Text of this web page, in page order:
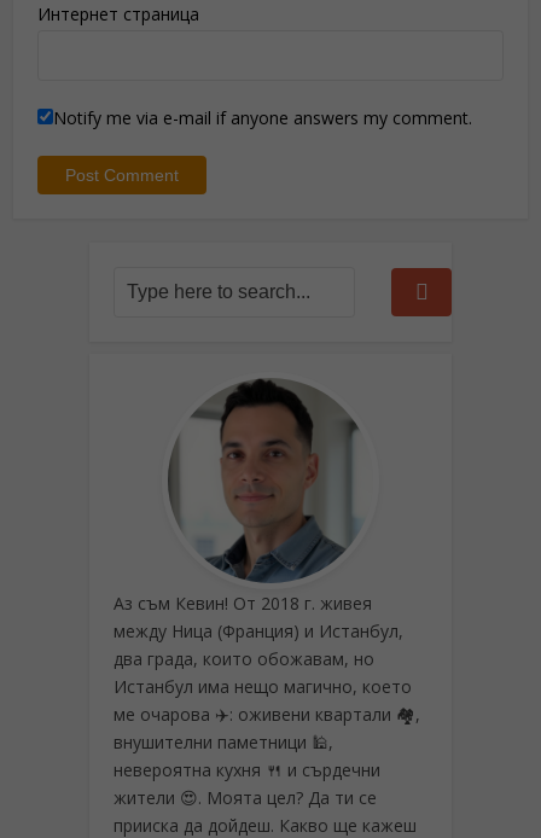
Интернет страница
Notify me via e-mail if anyone answers my comment.
Аз съм Кевин! От 2018 г. живея
между Ница (Франция) и Истанбул,
два града, които обожавам, но
Истанбул има нещо магично, което
ме очарова ✈️: оживени квартали 🏘️,
внушителни паметници 🕌,
невероятна кухня 🍴 и сърдечни
жители 😍. Моята цел? Да ти се
прииска да дойдеш. Какво ще кажеш